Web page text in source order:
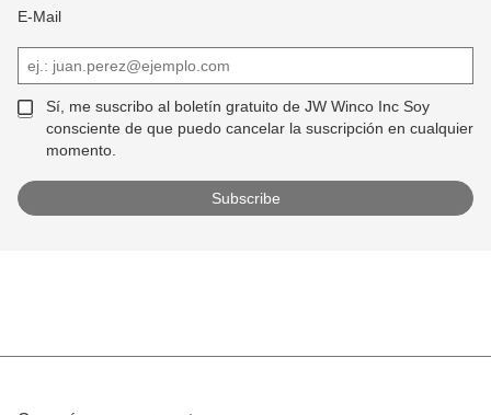
E-Mail
Sí, me suscribo al boletín gratuito de JW Winco Inc Soy
consciente de que puedo cancelar la suscripción en cualquier
momento.